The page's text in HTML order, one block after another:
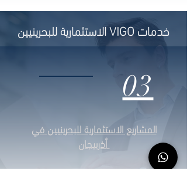
خدمات VIGO الاستثمارية للبحرينيين
03
المشاريع الاستثماريةللبحرينيينفي
أذربيجان